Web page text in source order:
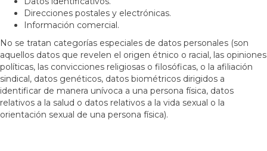
Direcciones postales y electrónicas.
Información comercial.
No se tratan categorías especiales de datos personales (son
aquellos datos que revelen el origen étnico o racial, las opiniones
políticas, las convicciones religiosas o filosóficas, o la afiliación
sindical, datos genéticos, datos biométricos dirigidos a
identificar de manera unívoca a una persona física, datos
relativos a la salud o datos relativos a la vida sexual o la
orientación sexual de una persona física).